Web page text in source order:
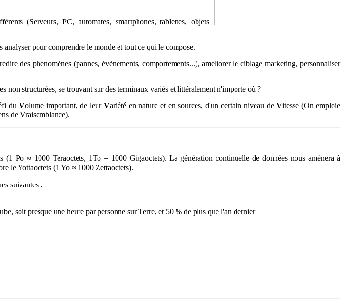
(Serveurs, PC, automates, smartphones, tablettes, objets
analyser pour comprendre le monde et tout ce qui le compose.
des phénomènes (pannes, évènements, comportements...), améliorer le ciblage marketing, personnaliser
non structurées, se trouvant sur des terminaux variés et littéralement n'importe où ?
duVolume important, de leurVariété en nature et en sources, d'un certain niveau de Vitesse (On emploie
de Vraisemblance).
(1 Po ≈ 1000 Teraoctets, 1To = 1000 Gigaoctets). La génération continuelle de données nous amènera à
le Yottaoctets (1 Yo ≈ 1000 Zettaoctets).
suivantes :
soit presque une heure par personne sur Terre, et 50 % de plus que l'an dernier